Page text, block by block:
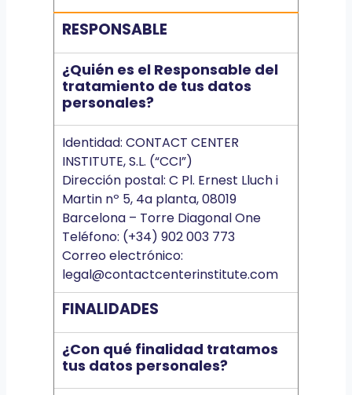
RESPONSABLE
¿Quién es el Responsable del
tratamiento de tus datos
personales?
Identidad: CONTACT CENTER
INSTITUTE, S.L. (“CCI”)
Dirección postal: C Pl. Ernest Lluch i
Martin nº 5, 4a planta, 08019
Barcelona – Torre Diagonal One
Teléfono: (+34) 902 003 773
Correo electrónico:
legal@contactcenterinstitute.com
FINALIDADES
¿Con qué finalidad tratamos
tus datos personales?